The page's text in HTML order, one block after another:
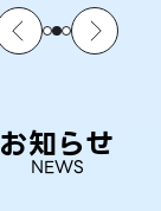
お知らせ
NEWS